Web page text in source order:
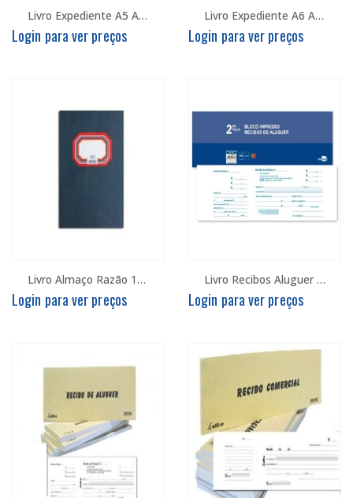
Livro Expediente A5 Autocopiativo
Login para ver preços
Livro Expediente A6 Autocopiativo
Login para ver preços
Livro Almaço Razão 100F
Login para ver preços
Livro Recibos Aluguer c/ duplicado
Login para ver preços